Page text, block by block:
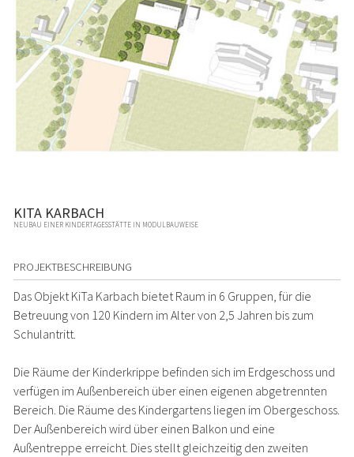
KITA KARBACH
NEUBAU EINER KINDERTAGESSTÄTTE IN MODULBAUWEISE
PROJEKTBESCHREIBUNG
Das Objekt KiTa Karbach bietet Raum in 6 Gruppen, für die
Betreuung von 120 Kindern im Alter von 2,5 Jahren bis zum
Schulantritt.
Die Räume der Kinderkrippe befinden sich im Erdgeschoss und
verfügen im Außenbereich über einen eigenen abgetrennten
Bereich. Die Räume des Kindergartens liegen im Obergeschoss.
Der Außenbereich wird über einen Balkon und eine
Außentreppe erreicht. Dies stellt gleichzeitig den zweiten